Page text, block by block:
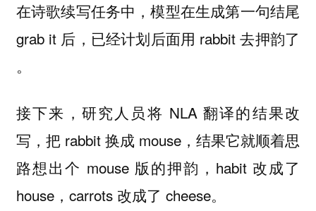
在诗歌续写任务中，模型在生成第一句结尾
grab it 后，已经计划后面用 rabbit 去押韵了
。
接下来，研究人员将 NLA 翻译的结果改
写，把 rabbit 换成 mouse，结果它就顺着思
路想出个 mouse 版的押韵，habit 改成了
house，carrots 改成了 cheese。